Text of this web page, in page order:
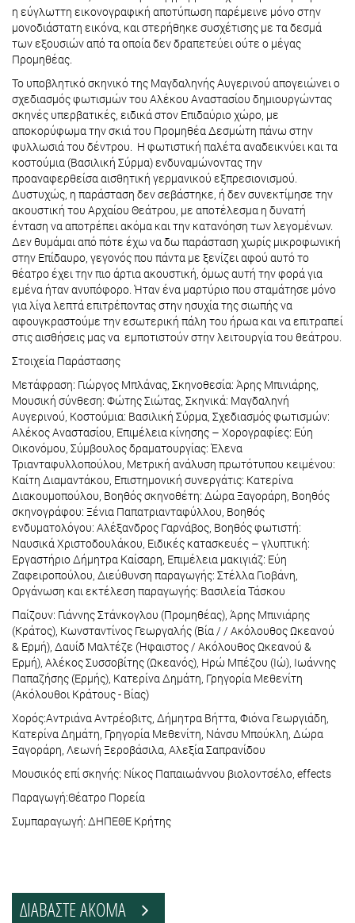
η εύγλωττη εικονογραφική αποτύπωση παρέμεινε μόνο στην
μονοδιάστατη εικόνα, και στερήθηκε συσχέτισης με τα δεσμά
των εξουσιών από τα οποία δεν δραπετεύει ούτε ο μέγας
Προμηθέας.
Το υποβλητικό σκηνικό της Μαγδαληνής Αυγερινού απογειώνει ο
σχεδιασμός φωτισμών του Αλέκου Αναστασίου δημιουργώντας
σκηνές υπερβατικές, ειδικά στον Επιδαύριο χώρο, με
αποκορύφωμα την σκιά του Προμηθέα Δεσμώτη πάνω στην
φυλλωσιά του δέντρου. Η φωτιστική παλέτα αναδεικνύει και τα
κοστούμια (Βασιλική Σύρμα) ενδυναμώνοντας την
προαναφερθείσα αισθητική γερμανικού εξπρεσιονισμού.
Δυστυχώς, η παράσταση δεν σεβάστηκε, ή δεν συνεκτίμησε την
ακουστική του Αρχαίου Θεάτρου, με αποτέλεσμα η δυνατή
ένταση να αποτρέπει ακόμα και την κατανόηση των λεγομένων.
Δεν θυμάμαι από πότε έχω να δω παράσταση χωρίς μικροφωνική
στην Επίδαυρο, γεγονός που πάντα με ξενίζει αφού αυτό το
θέατρο έχει την πιο άρτια ακουστική, όμως αυτή την φορά για
εμένα ήταν ανυπόφορο. Ήταν ένα μαρτύριο που σταμάτησε μόνο
για λίγα λεπτά επιτρέποντας στην ησυχία της σιωπής να
αφουγκραστούμε την εσωτερική πάλη του ήρωα και να επιτραπεί
στις αισθήσεις μας να εμποτιστούν στην λειτουργία του θεάτρου.
Στοιχεία Παράστασης
Μετάφραση: Γιώργος Μπλάνας, Σκηνοθεσία: Άρης Μπινιάρης,
Μουσική σύνθεση: Φώτης Σιώτας, Σκηνικά: Μαγδαληνή
Αυγερινού, Κοστούμια: Βασιλική Σύρμα, Σχεδιασμός φωτισμών:
Αλέκος Αναστασίου, Επιμέλεια κίνησης – Χορογραφίες: Εύη
Οικονόμου, Σύμβουλος δραματουργίας: Έλενα
Τριανταφυλλοπούλου, Μετρική ανάλυση πρωτότυπου κειμένου:
Καίτη Διαμαντάκου, Επιστημονική συνεργάτις: Κατερίνα
Διακουμοπούλου, Βοηθός σκηνοθέτη: Δώρα Ξαγοράρη, Βοηθός
σκηνογράφου: Ξένια Παπατριανταφύλλου, Βοηθός
ενδυματολόγου: Αλέξανδρος Γαρνάβος, Bοηθός φωτιστή:
Ναυσικά Χριστοδουλάκου, Ειδικές κατασκευές – γλυπτική:
Eργαστήριο Δήμητρα Καίσαρη, Επιμέλεια μακιγιάζ: Eύη
Ζαφειροπούλου, Διεύθυνση παραγωγής: Στέλλα Γιοβάνη,
Οργάνωση και εκτέλεση παραγωγής: Βασιλεία Τάσκου
Παίζουν: Γιάννης Στάνκογλου (Προμηθέας), Άρης Μπινιάρης
(Κράτος), Κωνσταντίνος Γεωργαλής (Βία / / Ακόλουθος Ωκεανού
& Ερμή), Δαυίδ Μαλτέζε (Ήφαιστος / Ακόλουθος Ωκεανού &
Ερμή), Αλέκος Συσσοβίτης (Ωκεανός), Ηρώ Μπέζου (Ιώ), Ιωάννης
Παπαζήσης (Ερμής), Κατερίνα Δημάτη, Γρηγορία Μεθενίτη
(Ακόλουθοι Κράτους - Βίας)
Χορός:Αντριάνα Αντρέοβιτς, Δήμητρα Βήττα, Φιόνα Γεωργιάδη,
Κατερίνα Δημάτη, Γρηγορία Μεθενίτη, Νάνσυ Μπούκλη, Δώρα
Ξαγοράρη, Λεωνή Ξεροβάσιλα, Αλεξία Σαπρανίδου
Μουσικός επί σκηνής: Νίκος Παπαιωάννου βιολοντσέλο, effects
Παραγωγή:Θέατρο Πορεία
Συμπαραγωγή: ΔΗΠΕΘΕ Κρήτης
ΔΙΑΒΑΣΤΕ ΑΚΟΜΑ